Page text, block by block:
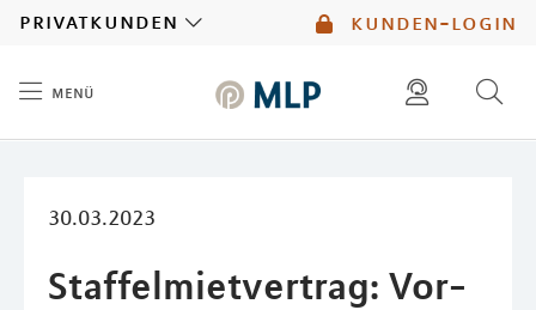
kunden-login
privatkunden
menü
30.03.2023
Staffelmietvertrag: Vor-